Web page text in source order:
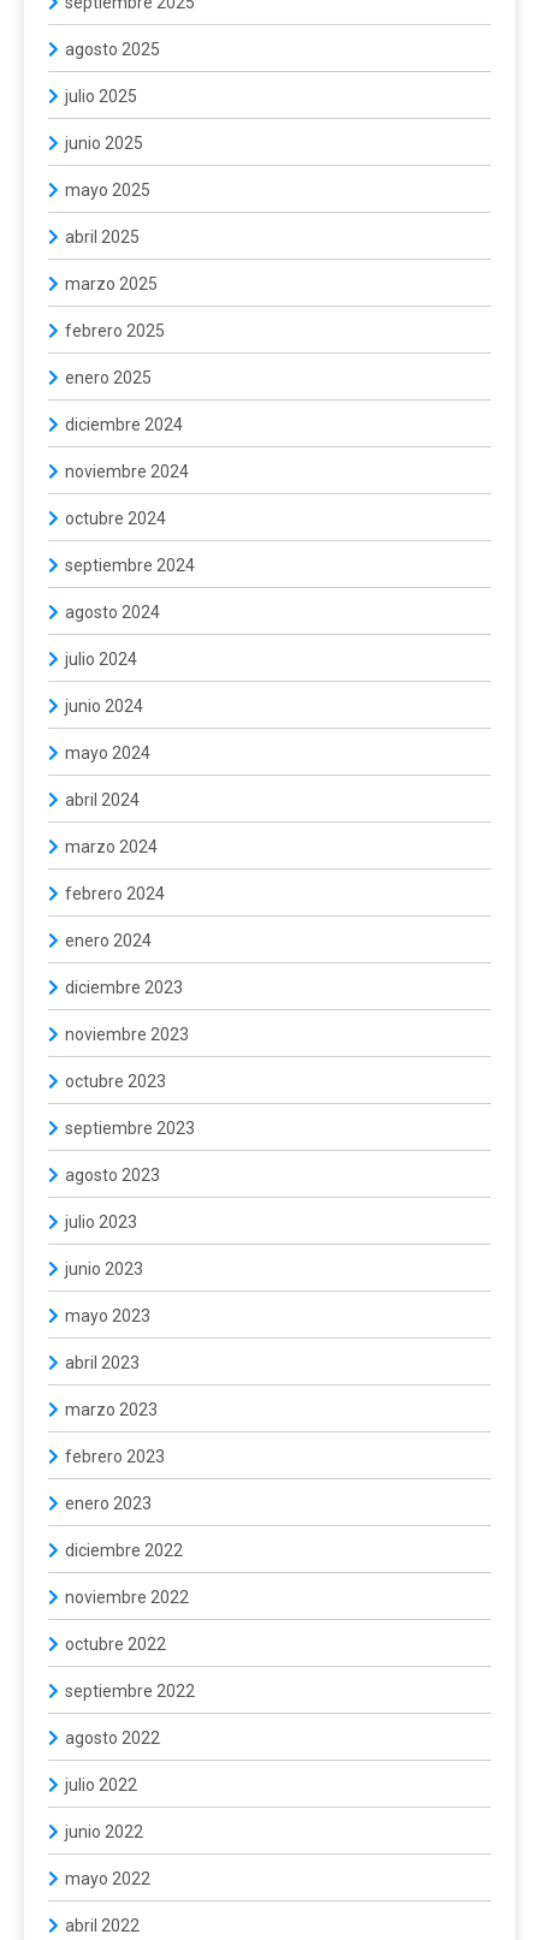
agosto 2025
julio 2025
junio 2025
mayo 2025
abril 2025
marzo 2025
febrero 2025
enero 2025
diciembre 2024
noviembre 2024
octubre 2024
septiembre 2024
agosto 2024
julio 2024
junio 2024
mayo 2024
abril 2024
marzo 2024
febrero 2024
enero 2024
diciembre 2023
noviembre 2023
octubre 2023
septiembre 2023
agosto 2023
julio 2023
junio 2023
mayo 2023
abril 2023
marzo 2023
febrero 2023
enero 2023
diciembre 2022
noviembre 2022
octubre 2022
septiembre 2022
agosto 2022
julio 2022
junio 2022
mayo 2022
abril 2022